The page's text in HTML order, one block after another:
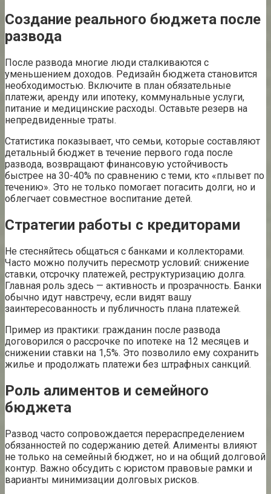
Создание реального бюджета после
развода
После развода многие люди сталкиваются с
уменьшением доходов. Редизайн бюджета становится
необходимостью. Включите в план обязательные
платежи, аренду или ипотеку, коммунальные услуги,
питание и медицинские расходы. Оставьте резерв на
непредвиденные траты.
Статистика показывает, что семьи, которые составляют
детальный бюджет в течение первого года после
развода, возвращают финансовую устойчивость
быстрее на 30-40% по сравнению с теми, кто «плывет по
течению». Это не только помогает погасить долги, но и
облегчает совместное воспитание детей.
Стратегии работы с кредиторами
Не стесняйтесь общаться с банками и коллекторами.
Часто можно получить пересмотр условий: снижение
ставки, отсрочку платежей, реструктуризацию долга.
Главная роль здесь — активность и прозрачность. Банки
обычно идут навстречу, если видят вашу
заинтересованность и публичность плана платежей.
Пример из практики: гражданин после развода
договорился о рассрочке по ипотеке на 12 месяцев и
снижении ставки на 1,5%. Это позволило ему сохранить
жилье и продолжать платежи без штрафных санкций.
Роль алиментов и семейного
бюджета
Развод часто сопровождается перераспределением
обязанностей по содержанию детей. Алименты влияют
не только на семейный бюджет, но и на общий долговой
контур. Важно обсудить с юристом правовые рамки и
варианты минимизации долговых рисков.